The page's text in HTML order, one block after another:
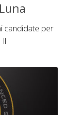
candidate per